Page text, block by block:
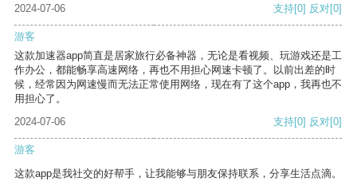
2024-07-06 支持[0] 反对[0]
游客
这款加速器app简直是居家旅行必备神器，无论是看视频、玩游戏还是工
作办公，都能畅享高速网络，再也不用担心网速卡顿了。以前出差的时
候，经常因为网速慢而无法正常使用网络，现在有了这个app，我再也不
用担心了。
2024-07-06
支持[0] 反对[0]
游客
这款app是我社交的好帮手，让我能够与朋友保持联系，分享生活点滴。